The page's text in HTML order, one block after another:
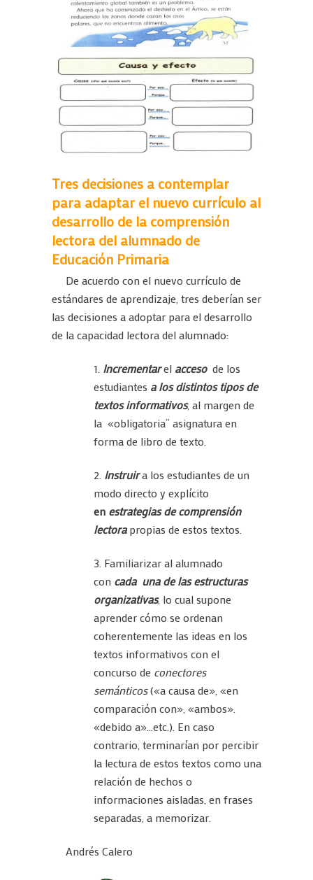
Tres decisiones a contemplar
para adaptar el nuevo currículo al
desarrollo de la comprensión
lectora del alumnado de
Educación Primaria
De acuerdo con el nuevo currículo de
estándares de aprendizaje, tres deberían ser
las decisiones a adoptar para el desarrollo
de la capacidad lectora del alumnado:
1. Incrementarel accesode los
estudiantes a los distintos tipos de
textos informativos, al margen de
la «obligatoria” asignatura en
forma de libro de texto.
2. Instruira los estudiantes de un
modo directo y explícito
en estrategias de comprensión
lectora propias de estos textos.
3. Familiarizar al alumnado
con cada una de las estructuras
organizativas, lo cual supone
aprender cómo se ordenan
coherentemente las ideas en los
textos informativos con el
concurso de conectores
semánticos(«a causa de», «en
comparación con», «ambos».
«debido a»…etc.). En caso
contrario, terminarían por percibir
la lectura de estos textos como una
relación de hechos o
informaciones aisladas, en frases
separadas, a memorizar.
Andrés Calero